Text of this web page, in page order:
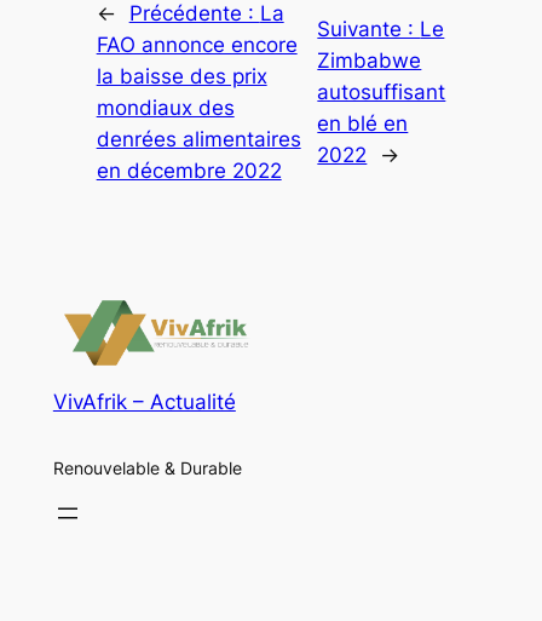
← Précédente : La
FAO annonce encore
la baisse des prix
mondiaux des
denrées alimentaires
en décembre 2022
Suivante : Le
Zimbabwe
autosuffisant
en blé en
2022
→
VivAfrik – Actualité
Renouvelable & Durable